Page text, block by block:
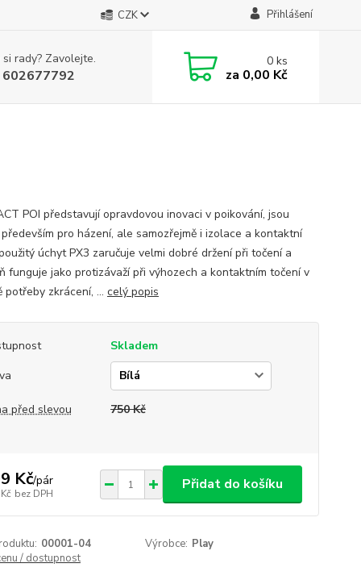
CZK Přihlášení
rady? Zavolejte. 0ks
za 0,00 Kč
POI představují opravdovou inovaci v poikování, jsou
pro házení, ale samozřejmě i izolace a kontaktní
úchyt PX3 zaručuje velmi dobré držení při točení a
funguje jako protizávaží při výhozech a kontaktním točení v
potřeby zkrácení, ... celý popis
Skladem
před slevou 750 Kč
Kč/pár
bez DPH
Přidat do košíku
00001-04 Výrobce: Play
/ dostupnost